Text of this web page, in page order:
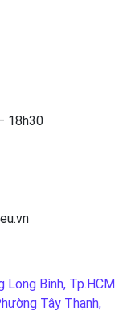
18h30
Long Bình, Tp.HCM
Tây Thạnh,